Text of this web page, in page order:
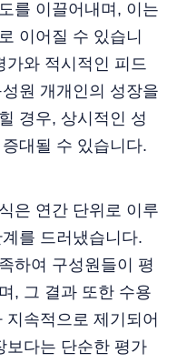
를 이끌어내며, 이는
이어질 수 있습니
가와 적시적인 피드
원 개개인의 성장을
경우, 상시적인 성
대될 수 있습니다.
은 연간 단위로 이루
를 드러냈습니다.
하여 구성원들이 평
, 그 결과 또한 수용
속적으로 제기되어
보다는 단순한 평가